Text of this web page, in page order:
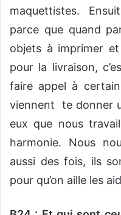
maquettistes.
parce que quand
objets à imprimer
pour la livraison,
faire appel à
viennent te donner
eux que nous
harmonie. Nous
aussi des fois, ils
pour qu’on aille les